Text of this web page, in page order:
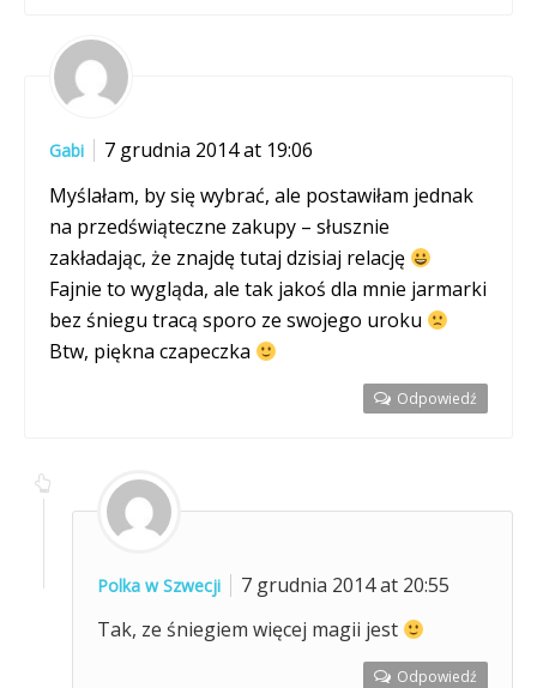
Gabi
7 grudnia 2014 at 19:06
Myślałam, by się wybrać, ale postawiłam jednak
na przedświąteczne zakupy – słusznie
zakładając, że znajdę tutaj dzisiaj relację
Fajnie to wygląda, ale tak jakoś dla mnie jarmarki
bez śniegu tracą sporo ze swojego uroku
Btw, piękna czapeczka
Odpowiedź
Polka w Szwecji
7 grudnia 2014 at 20:55
Tak, ze śniegiem więcej magii jest
Odpowiedź